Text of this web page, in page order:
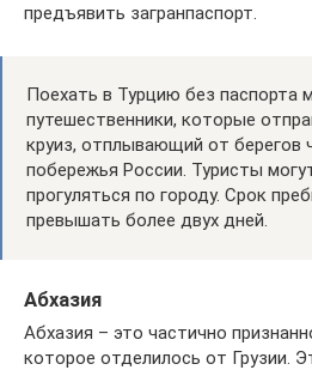
предъявить загранпаспорт.
Поехать в Турцию без паспорта
путешественники, которые
круиз, отплывающий от берегов
побережья России. Туристы
прогуляться по городу. Срок
превышать более двух дней.
Абхазия
Абхазия – это частично
которое отделилось от Грузии.